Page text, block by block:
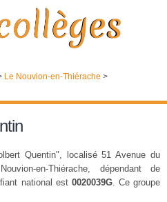
Le Nouvion-en-Thiérache >
Quentin", localisé 51 Avenue du
en-Thiérache, dépendant de
national est 0020039G. Ce groupe